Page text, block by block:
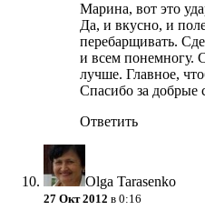
Марина, вот это
Да, и вкусно, и
перебарщивать.
и всем понемногу.
лучше. Главное,
Спасибо за добрые
Ответить
Olga Tarasenko
27 Окт 2012 в 0:16